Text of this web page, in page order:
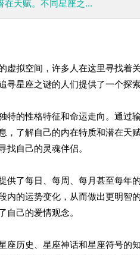
在天赋。不同星座之...
虚拟空间，许多人在这里寻找着
寻星座之谜的人们提供了一个探
特的性格特征和命运走向。通过
，了解自己的内在特质和潜在
找自己的灵魂伴侣。
供了每日、每周、每月甚至每
内的运势变化，从而做出更明
自己的爱情观念。
座历史、星座神话和星座符号的